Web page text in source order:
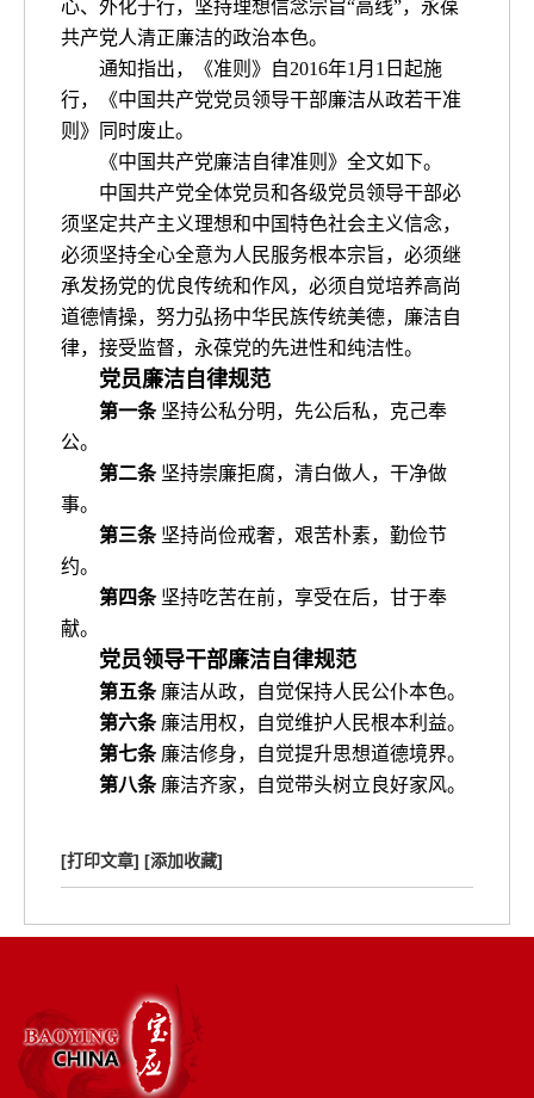
心、外化于行，坚持理想信念宗旨“高线”，永葆
共产党人清正廉洁的政治本色。
通知指出，《准则》自2016年1月1日起施
行，《中国共产党党员领导干部廉洁从政若干准
则》同时废止。
《中国共产党廉洁自律准则》全文如下。
中国共产党全体党员和各级党员领导干部必
须坚定共产主义理想和中国特色社会主义信念，
必须坚持全心全意为人民服务根本宗旨，必须继
承发扬党的优良传统和作风，必须自觉培养高尚
道德情操，努力弘扬中华民族传统美德，廉洁自
律，接受监督，永葆党的先进性和纯洁性。
党员廉洁自律规范
第一条 坚持公私分明，先公后私，克己奉
公。
第二条 坚持崇廉拒腐，清白做人，干净做
事。
第三条 坚持尚俭戒奢，艰苦朴素，勤俭节
约。
第四条 坚持吃苦在前，享受在后，甘于奉
献。
党员领导干部廉洁自律规范
第五条 廉洁从政，自觉保持人民公仆本色。
第六条 廉洁用权，自觉维护人民根本利益。
第七条 廉洁修身，自觉提升思想道德境界。
第八条 廉洁齐家，自觉带头树立良好家风。
[打印文章] [添加收藏]